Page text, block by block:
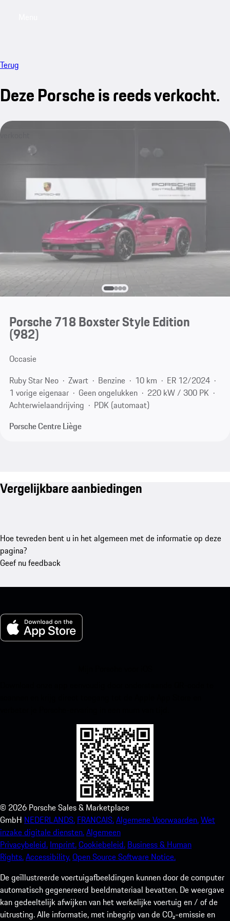
Terug
Deze Porsche is reeds verkocht.
verkocht
Porsche 718 Boxster Style Edition
(982)
Occasie
Ruby Star Neo
Zwart Benzine 10 km
ER 12/2024
1 vorige eigenaar
Geen ongelukken
220 kW / 300 PK
Achterwielaandrijving
PDK (automaat)
Porsche Centre Liège
Vergelijkbare aanbiedingen
Hoe tevreden bent u in het algemeen met de informatie op deze
pagina?
Geef nu feedback
© 2026 Porsche Sales & Marketplace
GmbH NEDERLANDS. FRANCAIS.Algemene Voorwaarden.Wet
inzake digitale diensten.Algemeen
Privacybeleid. Imprint.Cookiebeleid. Business & Human
Rights.Accessibility.Open Source Software Notice.
De geïllustreerde voertuigafbeeldingen kunnen door de computer
automatisch gegenereerd beeldmateriaal bevatten. De weergave
kan gedeeltelijk afwijken van het werkelijke voertuig en / of de
uitrusting. Alle informatie, met inbegrip van de CO₂-emissie en